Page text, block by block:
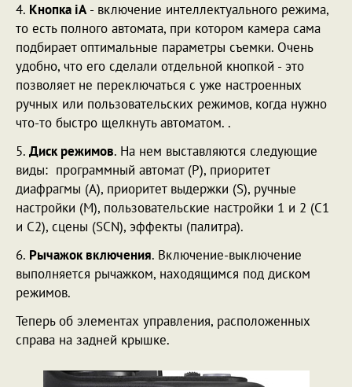
4. Кнопка iA- включение интеллектуального режима,
то есть полного автомата, при котором камера сама
подбирает оптимальные параметры съемки. Очень
удобно, что его сделали отдельной кнопкой - это
позволяет не переключаться с уже настроенных
ручных или пользовательских режимов, когда нужно
что-то быстро щелкнуть автоматом. .
5. Диск режимов. На нем выставляются следующие
виды: программный автомат (P), приоритет
диафрагмы (A), приоритет выдержки (S), ручные
настройки (M), пользовательские настройки 1 и 2 (C1
и C2), сцены (SCN), эффекты (палитра).
6. Рычажок включения. Включение-выключение
выполняется рычажком, находящимся под диском
режимов.
Теперь об элементах управления, расположенных
справа на задней крышке.